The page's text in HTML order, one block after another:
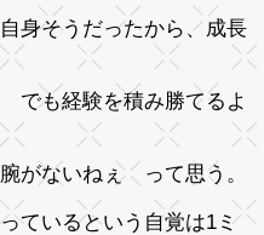
身そうだったから、成長
でも経験を積み勝てるよ
ないねぇ って思う。
ているという自覚は1ミ